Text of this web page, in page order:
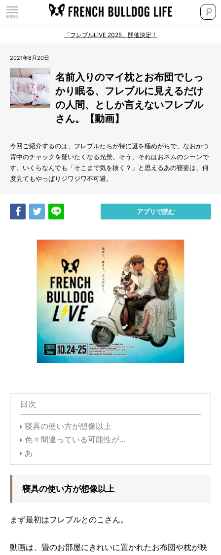
「フレブルLIVE 2025」開催決定！
2021年8月20日
名前入りのマイ枕とお布団でしっ
かり眠る、フレブルに見えるだけ
の人間、としか言えないフレブル
さん。【動画】
今回ご紹介するのは、フレブルたちが特に謎を極めがちで、なおかつ
背中のチャックを疑いたくなる光景。そう、それはおネムのシーンで
す。いくらなんでも「そこまで気を抜く？」と思えるあの寝姿は、何
度見てもやっぱりジワジワ不可避。
Share Tweet アプリで読む
目次
寝具の使い方が想像以上
色々間違っている可能性が…
あ
寝具の使い方が想像以上
まず最初はフレブルとのこさん。
動画は、畳のお部屋にきれいに置かれたお布団や枕が映